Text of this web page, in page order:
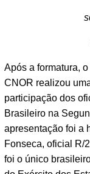
Após a formatura,
CNOR realizou
participação dos
Brasileiro na
apresentação foi a
Fonseca, oficial R/
foi o único